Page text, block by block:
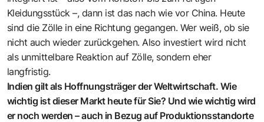
Kleidungsstück –, dann ist das nach wie vor China. Heute
sind die Zölle in eine Richtung gegangen. Wer weiß, ob sie
nicht auch wieder zurückgehen. Also investiert wird nicht
als unmittelbare Reaktion auf Zölle, sondern eher
langfristig.
Indien gilt als Hoffnungsträger der Weltwirtschaft. Wie
wichtig ist dieser Markt heute für Sie? Und wie wichtig wird
er noch werden – auch in Bezug auf Produktionsstandorte